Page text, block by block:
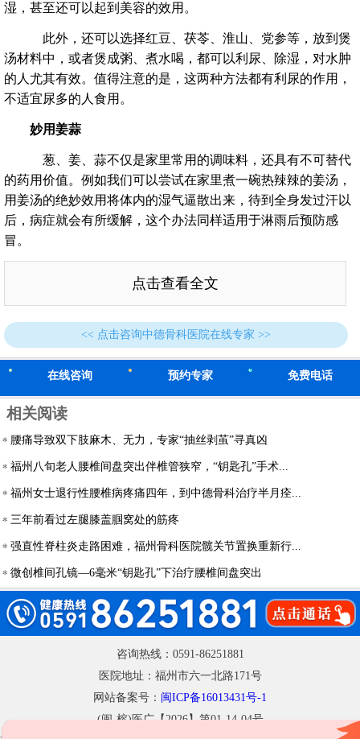
湿，甚至还可以起到美容的效用。
此外，还可以选择红豆、茯苓、淮山、党参等，放到煲
汤材料中，或者煲成粥、煮水喝，都可以利尿、除湿，对水肿
的人尤其有效。值得注意的是，这两种方法都有利尿的作用，
不适宜尿多的人食用。
妙用姜蒜
葱、姜、蒜不仅是家里常用的调味料，还具有不可替代
的药用价值。例如我们可以尝试在家里煮一碗热辣辣的姜汤，
用姜汤的绝妙效用将体内的湿气逼散出来，待到全身发过汗以
后，病症就会有所缓解，这个办法同样适用于淋雨后预防感
冒。
点击查看全文
<< 点击咨询中德骨科医院在线专家 >>
在线咨询 预约专家 免费电话
相关阅读
腰痛导致双下肢麻木、无力，专家“抽丝剥茧”寻真凶
福州八旬老人腰椎间盘突出伴椎管狭窄，“钥匙孔”手术...
福州女士退行性腰椎病疼痛四年，到中德骨科治疗半月痊...
三年前看过左腿膝盖腘窝处的筋疼
强直性脊柱炎走路困难，福州骨科医院髋关节置换重新行...
微创椎间孔镜—6毫米“钥匙孔”下治疗腰椎间盘突出
咨询热线：0591-86251881
医院地址：福州市六一北路171号
网站备案号： 闽ICP备16013431号-1
(闽-榕)医广【2026】第01-14-04号